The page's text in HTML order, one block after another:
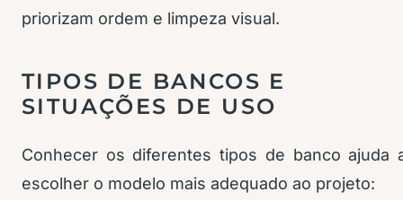
priorizam ordem e limpeza visual.
TIPOS DE BANCOS E
SITUAÇÕES DE USO
Conhecer os diferentes tipos de banco ajuda
escolher o modelo mais adequado ao projeto: